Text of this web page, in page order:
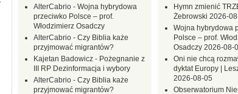
Hymn zmienić
Żebrowski 2026-
Wojna hybrydowa
Polsce – prof.
Osadczy 2026-08-
Oni nie chcą
dyktat Europy |
2026-08-05
Obserwatorium
AlterCabrio - Wojna hybrydowa
przeciwko Polsce – prof.
Włodzimierz Osadczy
AlterCabrio - Czy Biblia każe
przyjmować migrantów?
Kajetan Badowicz - Pożegnanie z
III RP Dezinformacja i wybory
AlterCabrio - Czy Biblia każe
przyjmować migrantów?